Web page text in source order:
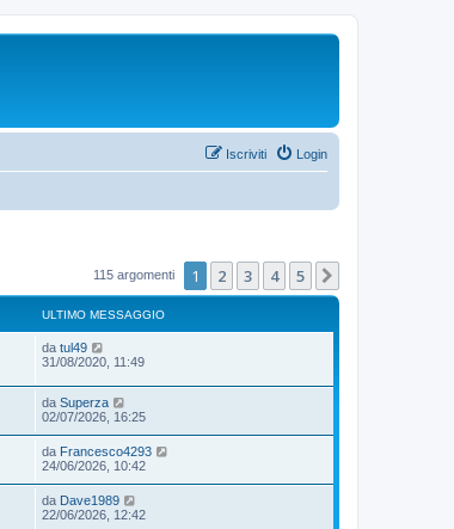
Login
Iscriviti
115 argomenti 1 2 3 4 5
ULTIMO MESSAGGIO
da tul49
31/08/2020, 11:49
da Superza
02/07/2026, 16:25
da Francesco4293
24/06/2026, 10:42
da Dave1989
22/06/2026, 12:42